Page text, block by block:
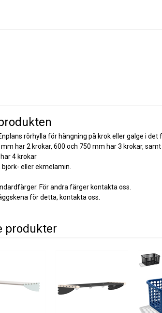
rörhylla för hängning på krok eller galge i det
har 2 krokar, 600 och 750 mm har 3 krokar,
4 krokar
björk- eller ekmelamin.
För andra färger kontakta oss.
för detta, kontakta oss.
produkter